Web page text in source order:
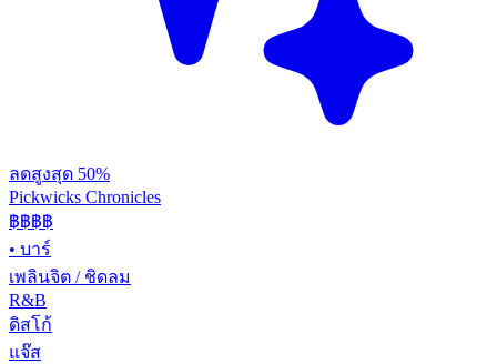
ลดสูงสุด 50%
Pickwicks Chronicles
฿฿฿฿
• บาร์
เพลินจิต / ชิดลม
R&B
ดิสโก้
แจ๊ส